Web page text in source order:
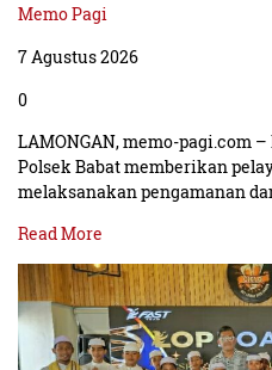
Memo Pagi
7 Agustus 2026
0
LAMONGAN, memo-pagi.com
Polsek Babat memberikan
melaksanakan pengamanan
Read More